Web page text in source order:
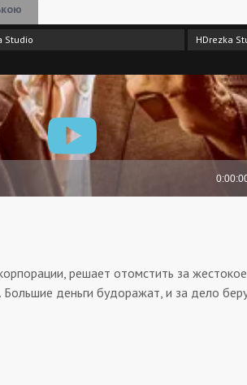
Studio
HDrezka
решает отомстить за
деньги будоражат, и за дело